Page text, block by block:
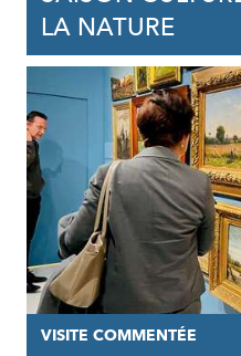
LA NATURE
VISITE COMMENTÉE